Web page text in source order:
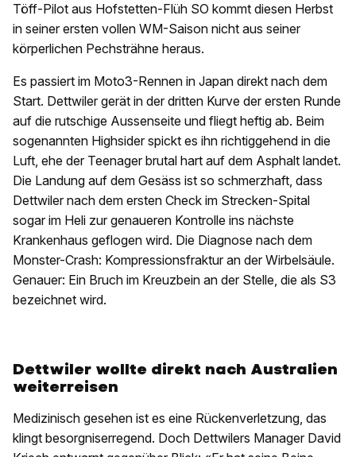
Töff-Pilot aus Hofstetten-Flüh SO kommt diesen Herbst
in seiner ersten vollen WM-Saison nicht aus seiner
körperlichen Pechsträhne heraus.
Es passiert im Moto3-Rennen in Japan direkt nach dem
Start. Dettwiler gerät in der dritten Kurve der ersten Runde
auf die rutschige Aussenseite und fliegt heftig ab. Beim
sogenannten Highsider spickt es ihn richtiggehend in die
Luft, ehe der Teenager brutal hart auf dem Asphalt landet.
Die Landung auf dem Gesäss ist so schmerzhaft, dass
Dettwiler nach dem ersten Check im Strecken-Spital
sogar im Heli zur genaueren Kontrolle ins nächste
Krankenhaus geflogen wird. Die Diagnose nach dem
Monster-Crash: Kompressionsfraktur an der Wirbelsäule.
Genauer: Ein Bruch im Kreuzbein an der Stelle, die als S3
bezeichnet wird.
Dettwiler wollte direkt nach Australien
weiterreisen
Medizinisch gesehen ist es eine Rückenverletzung, das
klingt besorgniserregend. Doch Dettwilers Manager David